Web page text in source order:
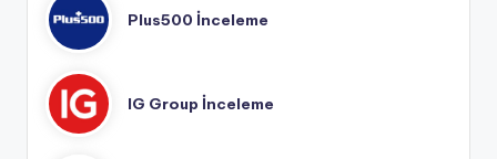
Plus500 İnceleme
IG Group İnceleme